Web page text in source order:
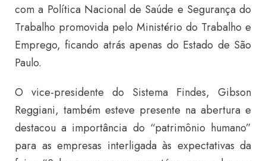
com a Política Nacional de Saúde e Segurança do
Trabalho promovida pelo Ministério do Trabalho e
Emprego, ficando atrás apenas do Estado de São
Paulo.
O vice-presidente do Sistema Findes, Gibson
Reggiani, também esteve presente na abertura e
destacou a importância do “patrimônio humano”
para as empresas interligada às expectativas da